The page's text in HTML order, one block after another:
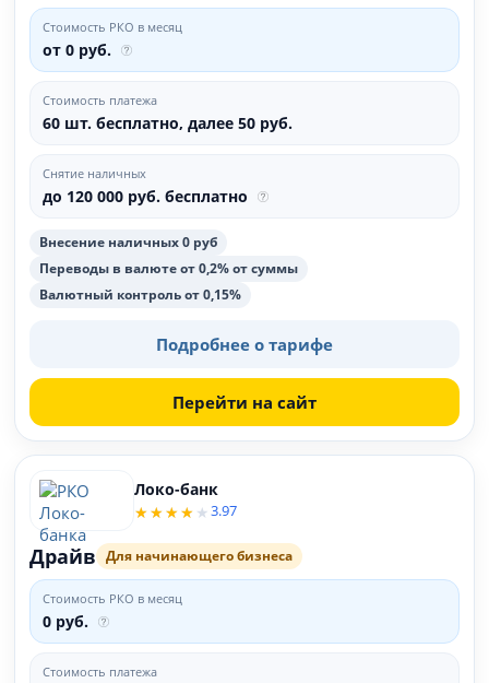
Стоимость РКО в месяц
от 0 руб.
Стоимость платежа
60 шт. бесплатно, далее 50 руб.
Снятие наличных
до 120 000 руб. бесплатно
Внесение наличных 0 руб
Переводы в валюте от 0,2% от суммы
Валютный контроль от 0,15%
Подробнее о тарифе
Перейти на сайт
Локо-банк
3.97
Драйв Для начинающего бизнеса
Стоимость РКО в месяц
0 руб.
Стоимость платежа